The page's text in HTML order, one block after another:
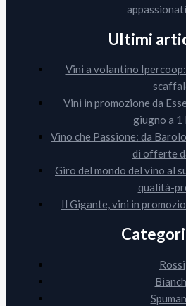
Ultimi
Vini a volantino
Vini in promozione da
giugno a 1
Vino che Passione: da
di offerte
Giro del mondo del vino al
qualità-
Il Gigante, vini in
Rossi